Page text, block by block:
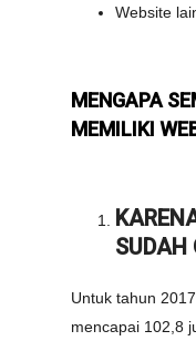
Website
MENGAPA
MEMILIKI
SUDAH
Untuk tahun
mencapai 102,8